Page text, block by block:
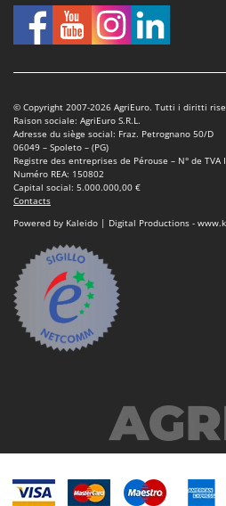
© Copyright 2007-2026 AgriEuro. Tutti i diritti
Raison sociale: AgriEuro S.R.L.
Adresse du siège social: Fraz. Petrognano 50/D
06049 – Spoleto – (PG)
Registre des entreprises de Pérouse – N° de TVA
Numéro REA: 150802
Capital social: 5.000.000,00 €
Contacts
Powered by Kaleido | Digital Productions -